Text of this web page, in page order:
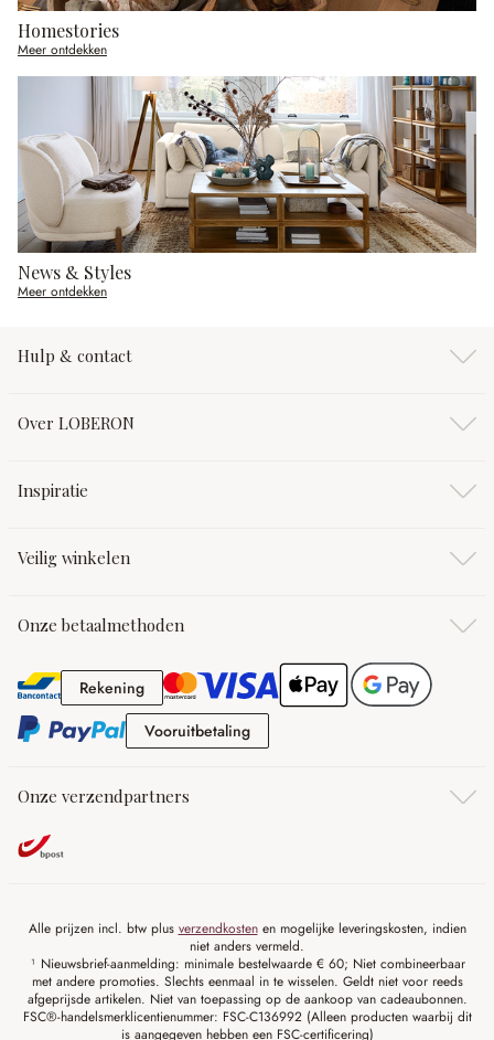
Homestories
Meer ontdekken
News & Styles
Meer ontdekken
Hulp & contact
Over LOBERON
Inspiratie
Veilig winkelen
Onze betaalmethoden
RekeningRekening
VooruitbetalingVooruitbetaling
Onze verzendpartners
Alle prijzen incl. btw plus verzendkostenen mogelijke leveringskosten, indien
niet anders vermeld.
¹ Nieuwsbrief-aanmelding: minimale bestelwaarde € 60; Niet combineerbaar
met andere promoties. Slechts eenmaal in te wisselen. Geldt niet voor reeds
afgeprijsde artikelen. Niet van toepassing op de aankoop van cadeaubonnen.
FSC®-handelsmerklicentienummer: FSC-C136992 (Alleen producten waarbij dit
is aangegeven hebben een FSC-certificering)